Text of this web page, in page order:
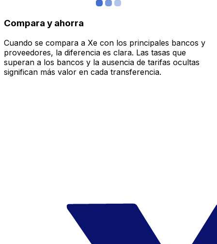
Compara y ahorra
Cuando se compara a Xe con los principales bancos y
proveedores, la diferencia es clara. Las tasas que
superan a los bancos y la ausencia de tarifas ocultas
significan más valor en cada transferencia.